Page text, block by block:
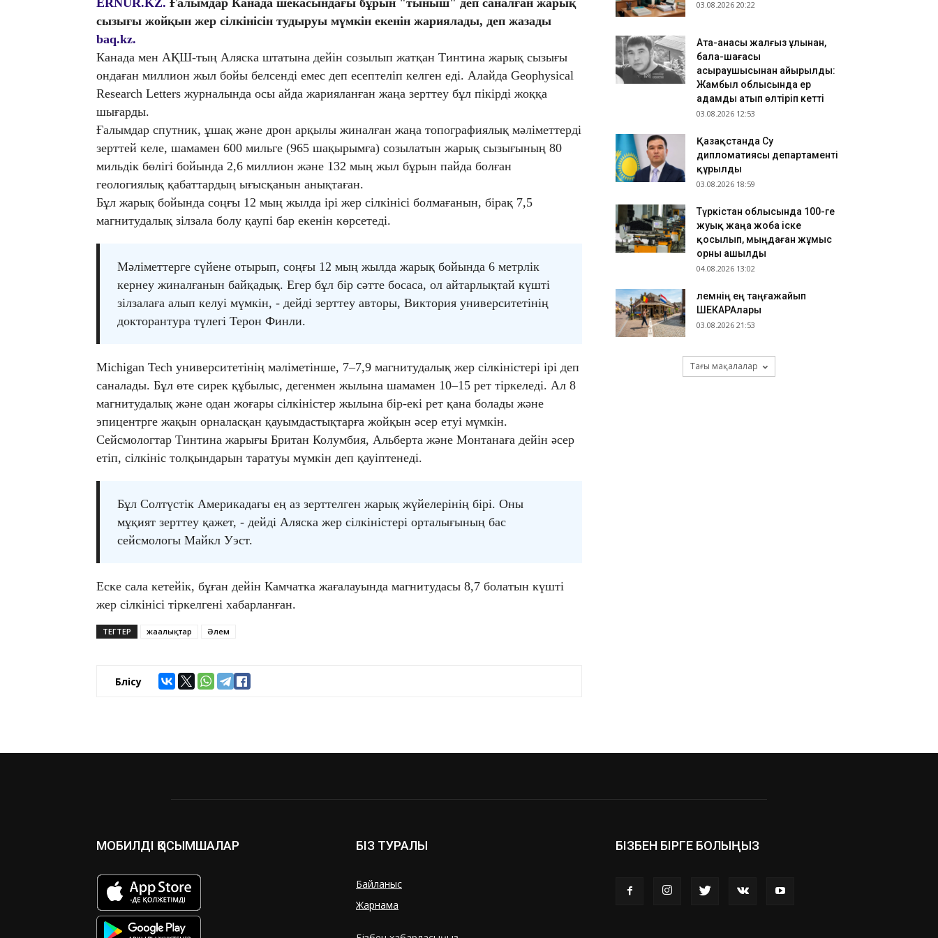
ERNUR.KZ. Ғалымдар Канада шекасындағы бұрын "тыныш" деп саналған жарық
сызығы жойқын жер сілкінісін тудыруы мүмкін екенін жариялады, деп жазады
baq.kz.
Канада мен АҚШ-тың Аляска штатына дейін созылып жатқан Тинтина жарық сызығы
ондаған миллион жыл бойы белсенді емес деп есептеліп келген еді. Алайда Geophysical
Research Letters журналында осы айда жарияланған жаңа зерттеу бұл пікірді жоққа
шығарды.
Ғалымдар спутник, ұшақ және дрон арқылы жиналған жаңа топографиялық мәліметтерді
зерттей келе, шамамен 600 мильге (965 шақырымға) созылатын жарық сызығының 80
мильдік бөлігі бойында 2,6 миллион және 132 мың жыл бұрын пайда болған
геологиялық қабаттардың ығысқанын анықтаған.
Бұл жарық бойында соңғы 12 мың жылда ірі жер сілкінісі болмағанын, бірақ 7,5
магнитудалық зілзала болу қаупі бар екенін көрсетеді.
Мәліметтерге сүйене отырып, соңғы 12 мың жылда жарық бойында 6 метрлік
кернеу жиналғанын байқадық. Егер бұл бір сәтте босаса, ол айтарлықтай күшті
зілзалаға алып келуі мүмкін, - дейді зерттеу авторы, Виктория университетінің
докторантура түлегі Терон Финли.
Michigan Tech университетінің мәліметінше, 7–7,9 магнитудалық жер сілкіністері ірі деп
саналады. Бұл өте сирек құбылыс, дегенмен жылына шамамен 10–15 рет тіркеледі. Ал 8
магнитудалық және одан жоғары сілкіністер жылына бір-екі рет қана болады және
эпицентрге жақын орналасқан қауымдастықтарға жойқын әсер етуі мүмкін.
Сейсмологтар Тинтина жарығы Британ Колумбия, Альберта және Монтанаға дейін әсер
етіп, сілкініс толқындарын таратуы мүмкін деп қауіптенеді.
Бұл Солтүстік Америкадағы ең аз зерттелген жарық жүйелерінің бірі. Оны
мұқият зерттеу қажет, - дейді Аляска жер сілкіністері орталығының бас
сейсмологы Майкл Уэст.
Еске сала кетейік, бұған дейін Камчатка жағалауында магнитудасы 8,7 болатын күшті
жер сілкінісі тіркелгені хабарланған.
ТЕГТЕР жаңалықтар Әлем
Бөлісу
06.08.2026 09:16
ТҮРКІСТАН: Нұралхан Көшеров Сауран ауданының
тұрғындарымен кездесіп, ұсыныстарын тыңдады
06.08.2026 09:12
Табиғаттың тосынсыйы: Жаңа Зеландияға қалың
03.08.2026 20:22
Ата-анасы жалғыз ұлынан,
бала-шағасы
асыраушысынан айырылды:
Жамбыл облысында ер
адамды атып өлтіріп кетті
03.08.2026 12:53
Қазақстанда Су
дипломатиясы департаменті
құрылды
03.08.2026 18:59
Түркістан облысында 100-ге
жуық жаңа жоба іске
қосылып, мыңдаған жұмыс
орны ашылды
04.08.2026 13:02
​Әлемнің ең таңғажайып
ШЕКАРАлары
03.08.2026 21:53
Тағы мақалалар
МОБИЛДІ ҚОСЫМШАЛАР БІЗ ТУРАЛЫ
Байланыс
Жарнама
БІЗБЕН БІРГЕ БОЛЫҢЫЗ